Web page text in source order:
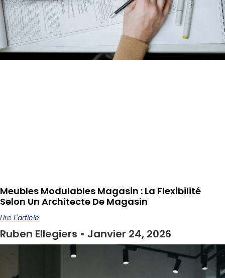
Meubles Modulables Magasin : La Flexibilité
Selon Un Architecte De Magasin
Lire L'article
Ruben Ellegiers Janvier 24, 2026